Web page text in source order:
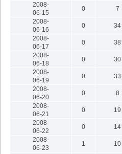
2008-
06-15
0 7
2008-
06-16
0 34
2008-
06-17
0 38
2008-
06-18
0 30
2008-
06-19
0 33
2008-
06-20
0 8
2008-
06-21
0 19
2008-
06-22
0 14
2008-
06-23
1 10